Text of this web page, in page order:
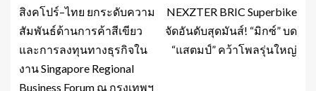
สิงคโปร์–ไทย ยกระดับความ
สัมพันธ์ด้านการค้าสีเขียว
และการลงทุนทางธุรกิจใน
งาน Singapore Regional
Business Forum ณ กรุงเทพฯ
NEXZTER BRIC Superbike
จัดอันดับสุดมันส์! “มิกซ์” บด
“แสตมป์” คว้าโพลรุ่นใหญ่